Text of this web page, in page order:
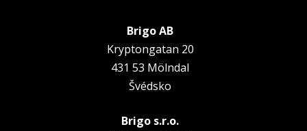
Brigo AB
Kryptongatan 20
431 53 Mölndal
Švédsko
Brigo s.r.o.